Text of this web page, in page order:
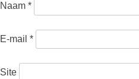
Naam *
E-mail *
Site